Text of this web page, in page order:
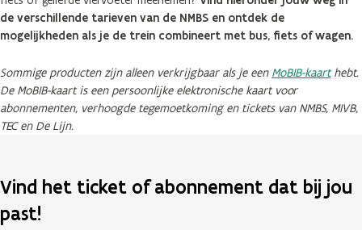
de verschillende tarieven van de NMBS en ontdek de
mogelijkheden als je de trein combineert met bus, fiets of wagen.
Sommige producten zijn alleen verkrijgbaar als je een MoBIB-kaarthebt.
De MoBIB-kaart is een persoonlijke elektronische kaart voor
abonnementen, verhoogde tegemoetkoming en tickets van NMBS, MIVB,
TEC en De Lijn.
Vind het ticket of abonnement dat bij jou
past!